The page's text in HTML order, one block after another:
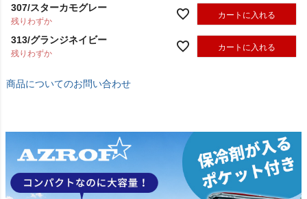
307/スターカモグレー
残りわずか
カートに入れる
313/グランジネイビー
残りわずか
カートに入れる
商品についてのお問い合わせ